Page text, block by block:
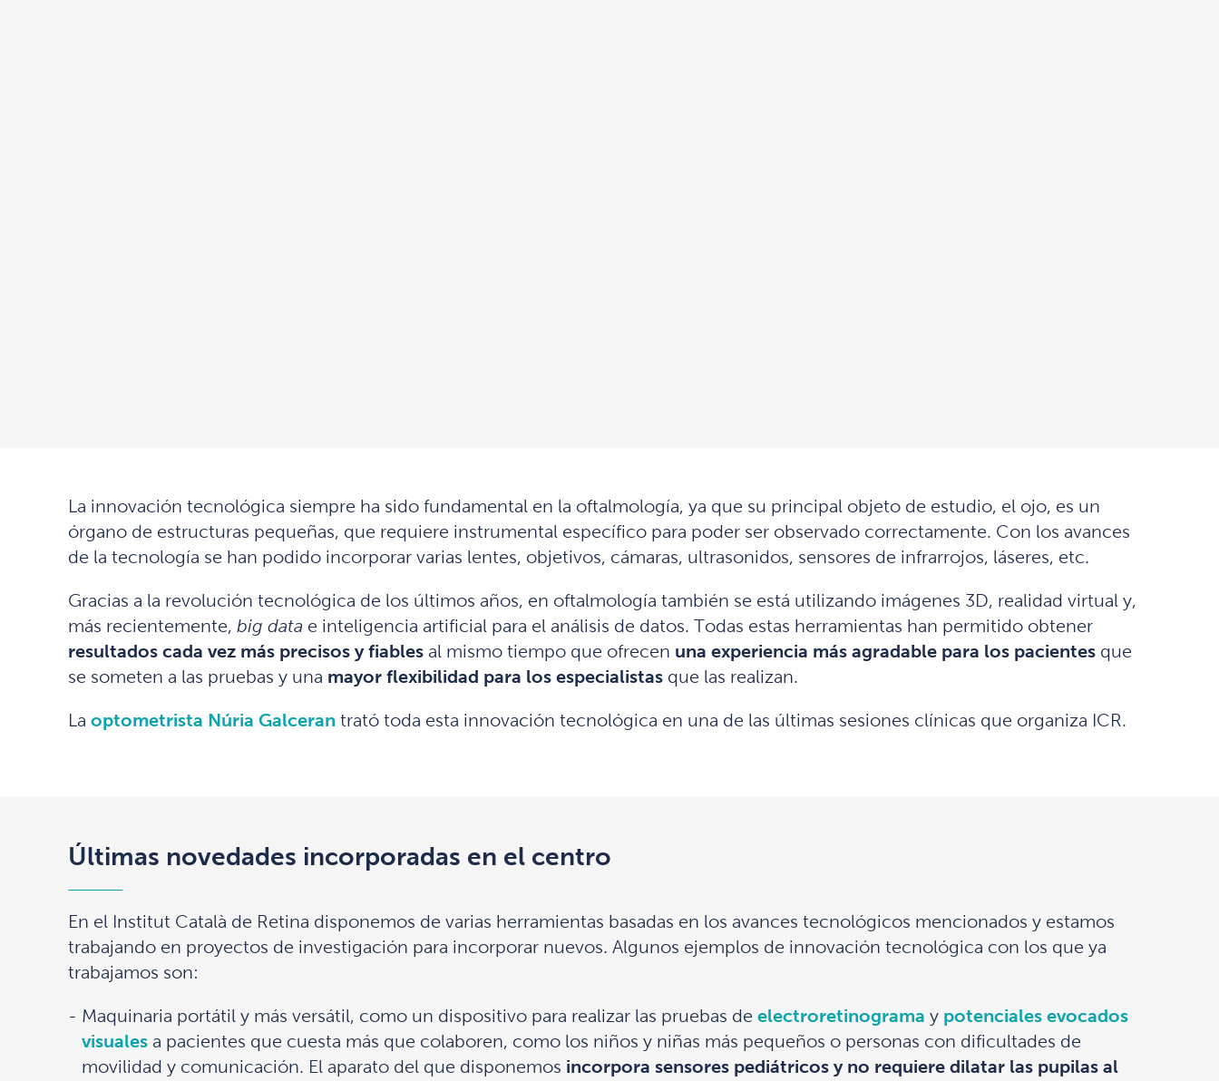
La innovación tecnológica siempre ha sido fundamental en la oftalmología, ya que su principal objeto de estudio, el ojo, es un
órgano de estructuras pequeñas, que requiere instrumental específico para poder ser observado correctamente. Con los avances
de la tecnología se han podido incorporar varias lentes, objetivos, cámaras, ultrasonidos, sensores de infrarrojos, láseres, etc.
Gracias a la revolución tecnológica de los últimos años, en oftalmología también se está utilizando imágenes 3D, realidad virtual y,
más recientemente, big data e inteligencia artificial para el análisis de datos. Todas estas herramientas han permitido obtener
resultados cada vez más precisos y fiablesal mismo tiempo que ofrecen una experiencia más agradable para los pacientes que
se someten a las pruebas y una mayor flexibilidad para los especialistas que las realizan.
La optometrista Núria Galceran trató toda esta innovación tecnológica en una de las últimas sesiones clínicas que organiza ICR.
Últimas novedades incorporadas en el centro
En el Institut Català de Retina disponemos de varias herramientas basadas en los avances tecnológicos mencionados y estamos
trabajando en proyectos de investigación para incorporar nuevos. Algunos ejemplos de innovación tecnológica con los que ya
trabajamos son:
Maquinaria portátil y más versátil, como un dispositivo para realizar las pruebas de electroretinograma y potenciales evocados
visualesa pacientes que cuesta más que colaboren, como los niños y niñas más pequeños o personas con dificultades de
movilidad y comunicación. El aparato del que disponemos incorpora sensores pediátricos y no requiere dilatar las pupilas al